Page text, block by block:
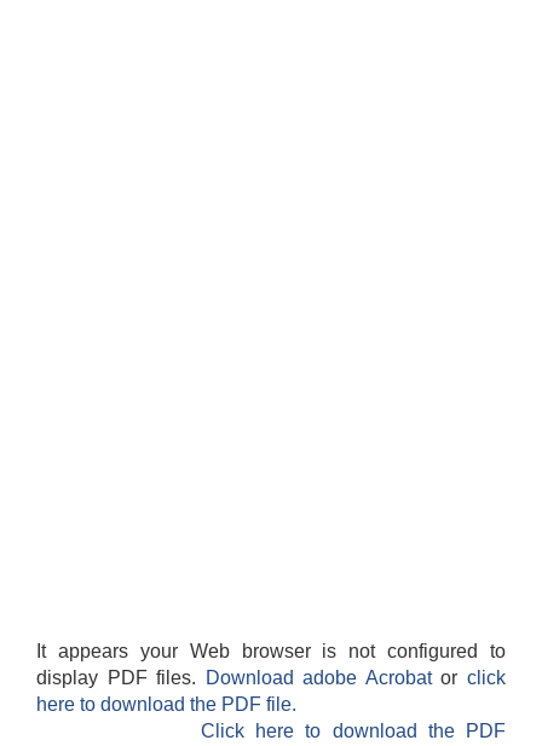
It appears your Web browser is not configured to
display PDF files.
Download adobe Acrobatorclick
here to download the PDF file.
Click here to download the PDF